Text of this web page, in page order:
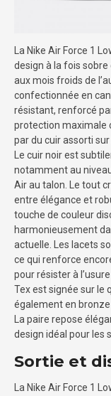
La Nike Air Force 1
design à la fois
aux mois froids de
confectionnée en
résistant, renforcé
protection maximale
par du cuir assorti
Le cuir noir est
notamment au
Air au talon. Le tout
entre élégance et
touche de couleur
harmonieusement
actuelle. Les lacets
ce qui renforce
pour résister à
Tex est signée sur le
également en
La paire repose
design idéal pour les
Sortie et
La Nike Air Force 1